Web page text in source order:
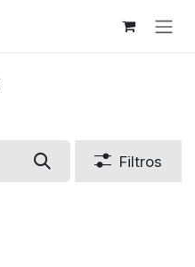
Filtros